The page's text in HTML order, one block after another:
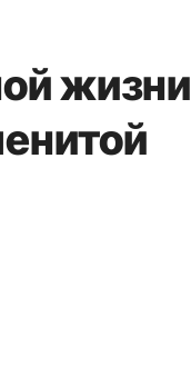
жизни